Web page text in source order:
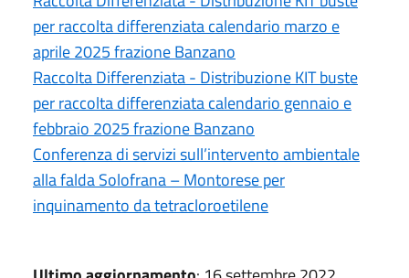
per raccolta differenziata calendario marzo e
aprile 2025 frazione Banzano
Raccolta Differenziata - Distribuzione KIT buste
per raccolta differenziata calendario gennaio e
febbraio 2025 frazione Banzano
Conferenza di servizi sull’intervento ambientale
alla falda Solofrana – Montorese per
inquinamento da tetracloroetilene